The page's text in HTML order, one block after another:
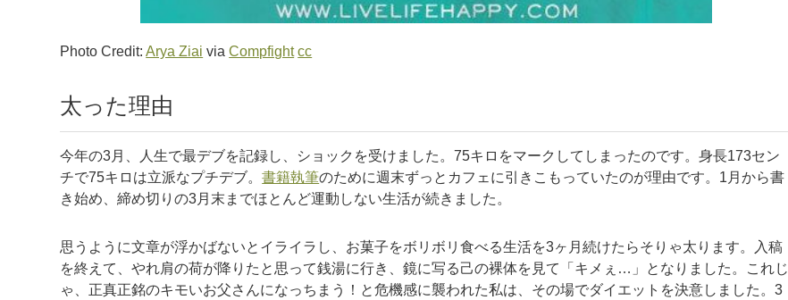
Photo Credit:Arya Ziai viaCompfight cc
太った理由
今年の3月、人生で最デブを記録し、ショックを受けました。75キロをマークしてしまったのです。身長173セン
チで75キロは立派なプチデブ。書籍執筆のために週末ずっとカフェに引きこもっていたのが理由です。1月から書
き始め、締め切りの3月末までほとんど運動しない生活が続きました。
思うように文章が浮かばないとイライラし、お菓子をボリボリ食べる生活を3ヶ月続けたらそりゃ太ります。入稿
を終えて、やれ肩の荷が降りたと思って銭湯に行き、鏡に写る己の裸体を見て「キメぇ…」となりました。これじ
ゃ、正真正銘のキモいお父さんになっちまう！と危機感に襲われた私は、その場でダイエットを決意しました。3